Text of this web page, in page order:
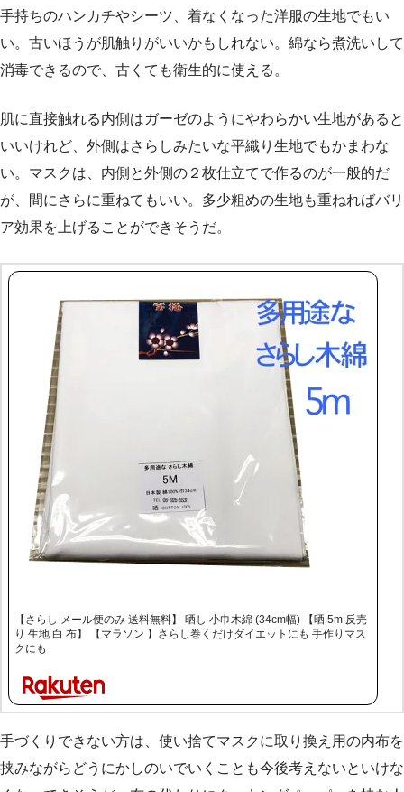
手持ちのハンカチやシーツ、着なくなった洋服の生地でもい
い。古いほうが肌触りがいいかもしれない。綿なら煮洗いして
消毒できるので、古くても衛生的に使える。
肌に直接触れる内側はガーゼのようにやわらかい生地があると
いいけれど、外側はさらしみたいな平織り生地でもかまわな
い。マスクは、内側と外側の２枚仕立てで作るのが一般的だ
が、間にさらに重ねてもいい。多少粗めの生地も重ねればバリ
ア効果を上げることができそうだ。
【さらし メール便のみ 送料無料】 晒し 小巾木綿 (34cm幅) 【晒 5m 反売
り 生地 白 布】 【マラソン 】さらし巻くだけダイエットにも 手作りマス
クにも
手づくりできない方は、使い捨てマスクに取り換え用の内布を
挟みながらどうにかしのいでいくことも今後考えないといけな